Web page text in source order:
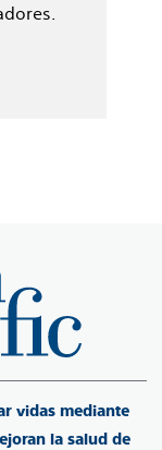
vidas mediante
la salud de